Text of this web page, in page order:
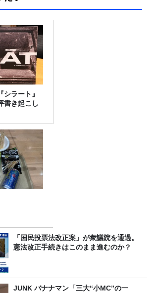
シラート』
書き起こし
「国民投票法改正案」が衆議院を通過。
憲法改正手続きはこのまま進むのか？
JUNK バナナマン「三大“小MC”の一